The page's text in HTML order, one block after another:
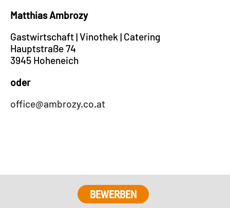
Matthias Ambrozy
Gastwirtschaft | Vinothek | Catering
Hauptstraße 74
3945 Hoheneich
oder
office@ambrozy.co.at
BEWERBEN